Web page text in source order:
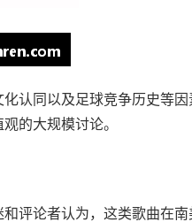
认同以及足球竞争历史等因
的大规模讨论。
评论者认为，这类歌曲在